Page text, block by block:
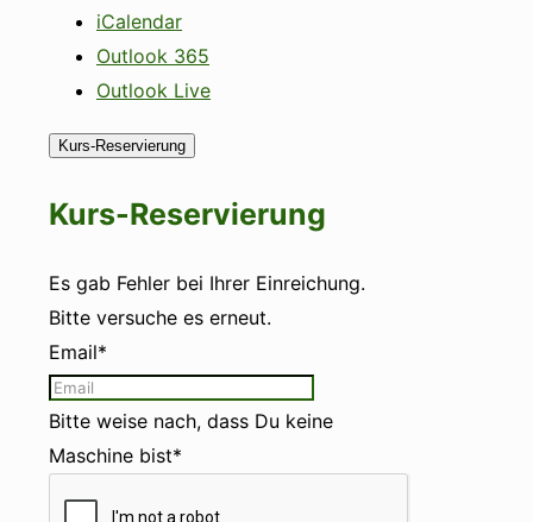
iCalendar
Outlook 365
Outlook Live
Kurs-Reservierung
Kurs-Reservierung
Es gab Fehler bei Ihrer Einreichung.
Bitte versuche es erneut.
Email*
Bitte weise nach, dass Du keine
Maschine bist*